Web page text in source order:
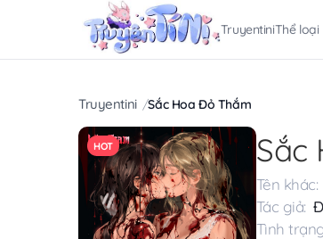
TruyentiniThể loại
Truyentini Sắc Hoa Đỏ Thắm
HOT Sắc
Tên khác:
Tác giả:
Tình